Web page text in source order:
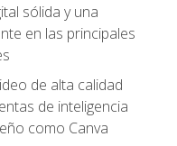
sólida y una
en las principales
de alta calidad
de inteligencia
como Canva